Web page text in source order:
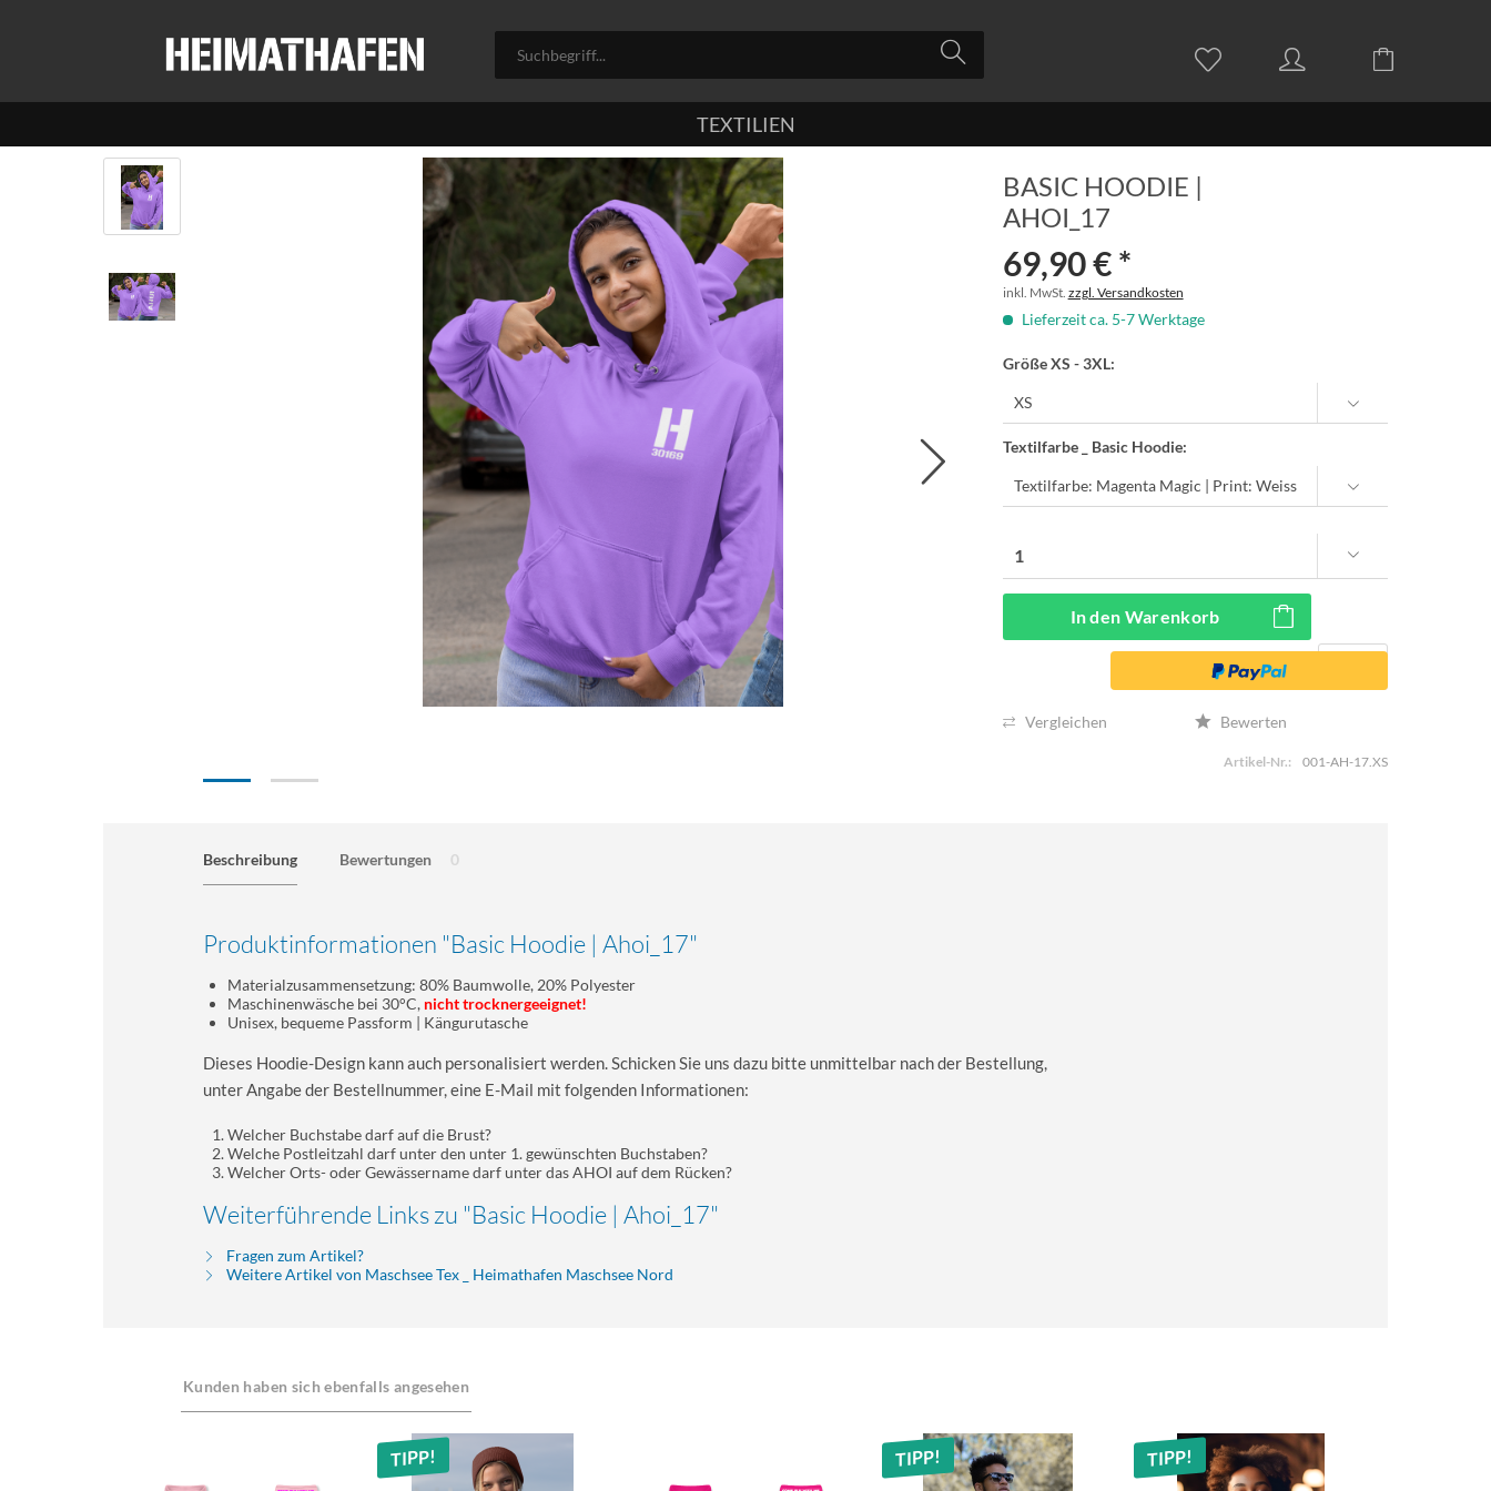
TEXTILIEN
BASIC HOODIE |
AHOI_17
69,90 € *
inkl. MwSt. zzgl. Versandkosten
Lieferzeit ca. 5-7 Werktage
Größe XS - 3XL:
Textilfarbe _ Basic Hoodie:
In den Warenkorb
Vergleichen Bewerten
Artikel-Nr.: 001-AH-17.XS
Beschreibung Bewertungen 0
Produktinformationen "Basic Hoodie | Ahoi_17"
Materialzusammensetzung: 80% Baumwolle, 20% Polyester
Maschinenwäsche bei 30°C, nicht trocknergeeignet!
Unisex, bequeme Passform | Kängurutasche
Dieses Hoodie-Design kann auch personalisiert werden. Schicken Sie uns dazu bitte unmittelbar nach der Bestellung,
unter Angabe der Bestellnummer, eine E-Mail mit folgenden Informationen:
Welcher Buchstabe darf auf die Brust?
Welche Postleitzahl darf unter den unter 1. gewünschten Buchstaben?
Welcher Orts- oder Gewässername darf unter das AHOI auf dem Rücken?
Weiterführende Links zu "Basic Hoodie | Ahoi_17"
Fragen zum Artikel?
Weitere Artikel von Maschsee Tex _ Heimathafen Maschsee Nord
Kunden haben sich ebenfalls angesehen
TIPP! TIPP! TIPP!